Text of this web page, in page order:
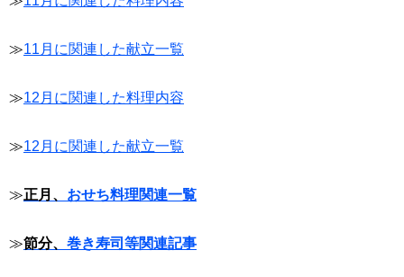
≫11月に関連した献立一覧
≫12月に関連した料理内容
≫12月に関連した献立一覧
≫正月、 おせち料理関連一覧
≫節分、 巻き寿司等関連記事